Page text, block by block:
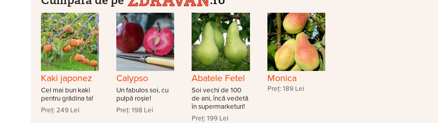
Kaki japonez
Cel mai bun kaki
pentru grădina ta!
Preț: 249 Lei
Calypso
Un fabulos soi, cu
pulpă roșie!
Preț: 198 Lei
Abatele Fetel
Soi vechi de 100
de ani, încă vedetă
în supermarketuri!
Preț: 199 Lei
Monica
Preț: 189 Lei